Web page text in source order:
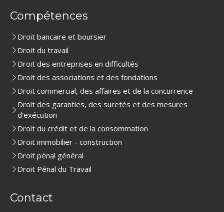
Compétences
Droit bancaire et boursier
Droit du travail
Droit des entreprises en difficultés
Droit des associations et des fondations
Droit commercial, des affaires et de la concurrence
Droit des garanties, des suretés et des mesures
d’exécution
Droit du crédit et de la consommation
Droit immobilier - construction
Droit pénal général
Droit Pénal du Travail
Contact